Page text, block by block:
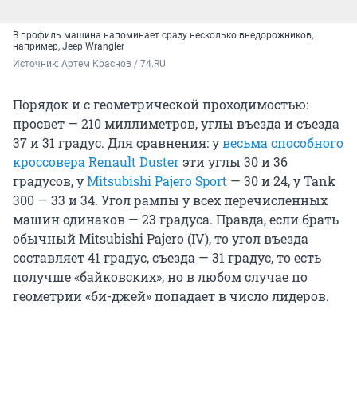
В профиль машина напоминает сразу несколько внедорожников,
например, Jeep Wrangler
Источник: Артем Краснов / 74.RU
Порядок и с геометрической проходимостью:
просвет — 210 миллиметров, углы въезда и съезда
37 и 31 градус. Для сравнения: увесьма способного
кроссовера Renault Dusterэти углы 30 и 36
градусов, уMitsubishi Pajero Sport — 30 и 24, у Tank
300 — 33 и 34. Угол рампы у всех перечисленных
машин одинаков — 23 градуса. Правда, если брать
обычный Mitsubishi Pajero (IV), то угол въезда
составляет 41 градус, съезда — 31 градус, то есть
получше «байковских», но в любом случае по
геометрии «би-джей» попадает в число лидеров.